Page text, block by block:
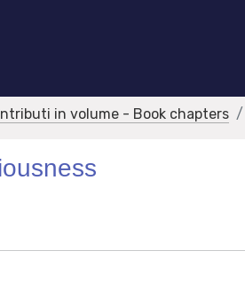
in volume - Book chapters